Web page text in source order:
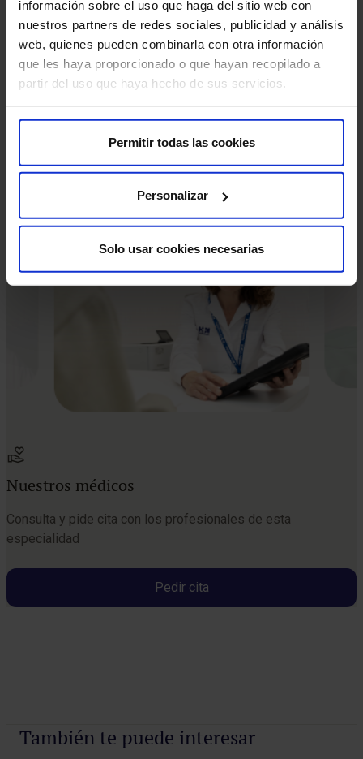
información sobre el uso que haga del sitio web con
nuestros partners de redes sociales, publicidad y análisis
web, quienes pueden combinarla con otra información
que les haya proporcionado o que hayan recopilado a
partir del uso que haya hecho de sus servicios.
Permitir todas las cookies
Personalizar
Solo usar cookies necesarias
Tratamientos con láser CO2 en atrofia vulvovaginal,
laxitud vaginal, liquen, incontinencia urinaria de
esfuerzos y patología benigna vulvar.
Tecnología y equipamiento avanzado
incontinencia de orina leve-moderada, liquen escleroso,
etc.
Nuestros médicos
Consulta y pide cita con los profesionales de esta
especialidad
Pedir cita
Pedir cita
También te puede interesar